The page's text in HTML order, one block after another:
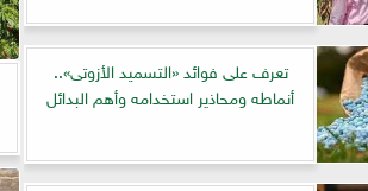
تعرف على فوائد «التسميد الأزوتى»..
أنماطه ومحاذير استخدامه وأهم البدائل